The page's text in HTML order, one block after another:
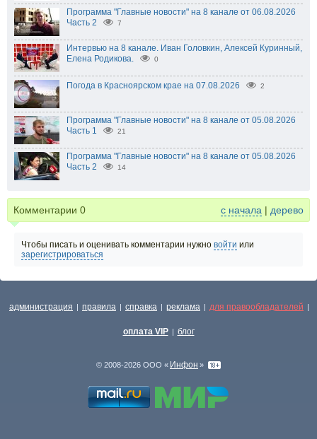
Программа "Главные новости" на 8 канале от 06.08.2026
Часть 2
7
Интервью на 8 канале. Иван Головкин, Алексей Куринный,
Елена Родикова.
0
Погода в Красноярском крае на 07.08.2026 2
Программа "Главные новости" на 8 канале от 05.08.2026
Часть 1
21
Программа "Главные новости" на 8 канале от 05.08.2026
Часть 2
14
Комментарии 0 с начала | дерево
Чтобы писать и оценивать комментарии нужно войти или
зарегистрироваться
администрация | правила | справка | реклама | для правообладателей |
оплата VIP | блог
© 2008-2026 ООО « Инфон »